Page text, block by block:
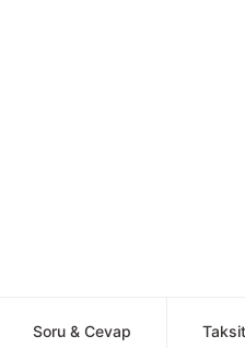
Soru & Cevap